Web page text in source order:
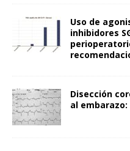
Uso de
inhibidores
Disección
al